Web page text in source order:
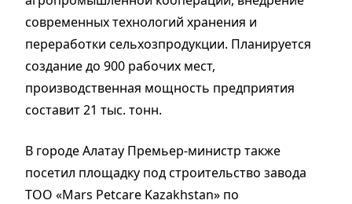
современных технологий хранения и
переработки сельхозпродукции. Планируется
создание до 900 рабочих мест,
производственная мощность предприятия
составит 21 тыс. тонн.
В городе Алатау Премьер-министр также
посетил площадку под строительство завода
ТОО «Mars Petcare Kazakhstan» по